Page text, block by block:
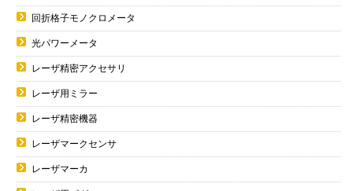
回折格子モノクロメータ
光パワーメータ
レーザ精密アクセサリ
レーザ用ミラー
レーザ精密機器
レーザマークセンサ
レーザマーカ